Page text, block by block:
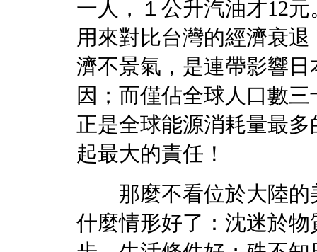
一人，１公升汽油才12
用來對比台灣的經濟衰
濟不景氣，是連帶影響
因；而僅佔全球人口數
正是全球能源消耗量最
起最大的責任！
那麼不看位於大陸的
什麼情形好了：沈迷於